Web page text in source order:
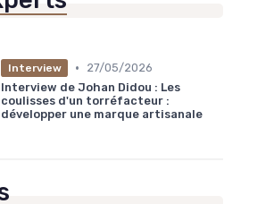
Interview •
27/05/2026
Interview de Johan Didou : Les
coulisses d'un torréfacteur :
développer une marque artisanale